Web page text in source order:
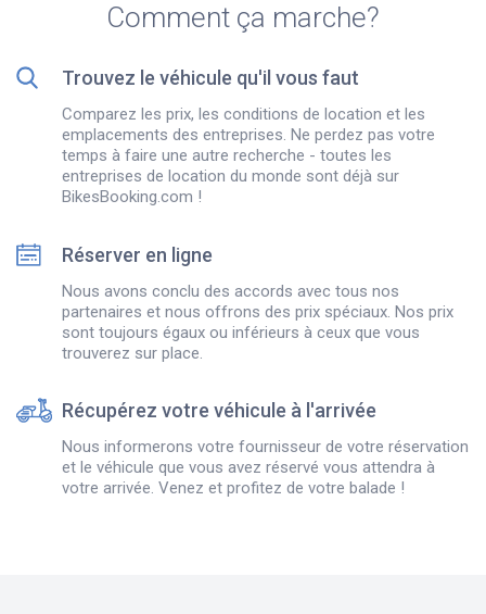
Comment ça marche?
Trouvez le véhicule qu'il vous faut
Comparez les prix, les conditions de location et les
emplacements des entreprises. Ne perdez pas votre
temps à faire une autre recherche - toutes les
entreprises de location du monde sont déjà sur
BikesBooking.com !
Réserver en ligne
Nous avons conclu des accords avec tous nos
partenaires et nous offrons des prix spéciaux. Nos prix
sont toujours égaux ou inférieurs à ceux que vous
trouverez sur place.
Récupérez votre véhicule à l'arrivée
Nous informerons votre fournisseur de votre réservation
et le véhicule que vous avez réservé vous attendra à
votre arrivée. Venez et profitez de votre balade !